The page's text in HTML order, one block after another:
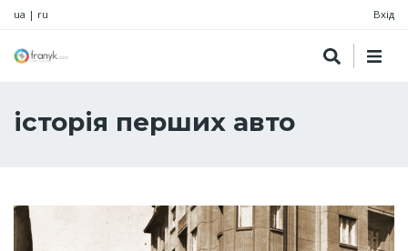
ua | ru Вхід
історія перших авто